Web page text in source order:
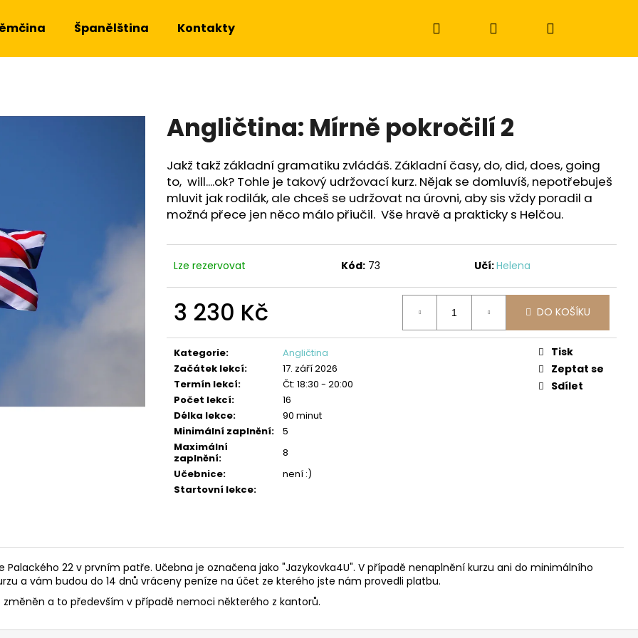
Španělština Kontakty Hledat PřihlášeníNákupní
Angličtina: Mírně pokročilí 2
Jakž takž základní gramatiku zvládáš. Základní časy, do, did, does, going
to, will....ok? Tohle je takový udržovací kurz. Nějak se domluvíš, nepotřebuješ
mluvit jak rodilák, ale chceš se udržovat na úrovni, aby sis vždy poradil a
možná přece jen něco málo přiučil. Vše hravě a prakticky s Helčou.
Lze rezervovat Kód: 73 Učí:Helena
3 230 Kč
cena:
DO KOŠÍKU
Kategorie:
Angličtina
Začátek lekcí:
17. září 2026
Termín lekcí:
Čt: 18:30 - 20:00
Počet lekcí:
16
Délka lekce:
90 minut
Minimální zaplnění:
5
Maximální
zaplnění:
8
Učebnice:
není :)
Startovní lekce:
Tisk
Zeptat se
Sdílet
22 v prvním patře. Učebna je označena jako "Jazykovka4U". V případě nenaplnění kurzu ani do minimálního
a vám budou do 14 dnů vráceny peníze na účet ze kterého jste nám provedli platbu.
a to především v případě nemoci některého z kantorů.
HLEDAT
ANGLIČTINA: KONVERZACE PRO
STŘEDOŠKOLÁKY
ANGLIČTINA: STŘEDNĚ POKROČILÍ
3 230 Kč